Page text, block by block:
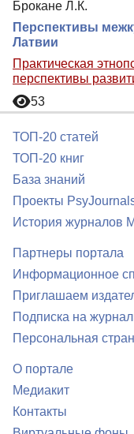
Брокане Л.К.
Перспективы
Латвии
Практическая
перспективы
53
ТОП-20 статей
ТОП-20 книг
База знаний
Проекты
История журналов
Партнеры портала
Информационное
Приглашаем
Подписка на
Персональная
О портале
Медиакит
Контакты